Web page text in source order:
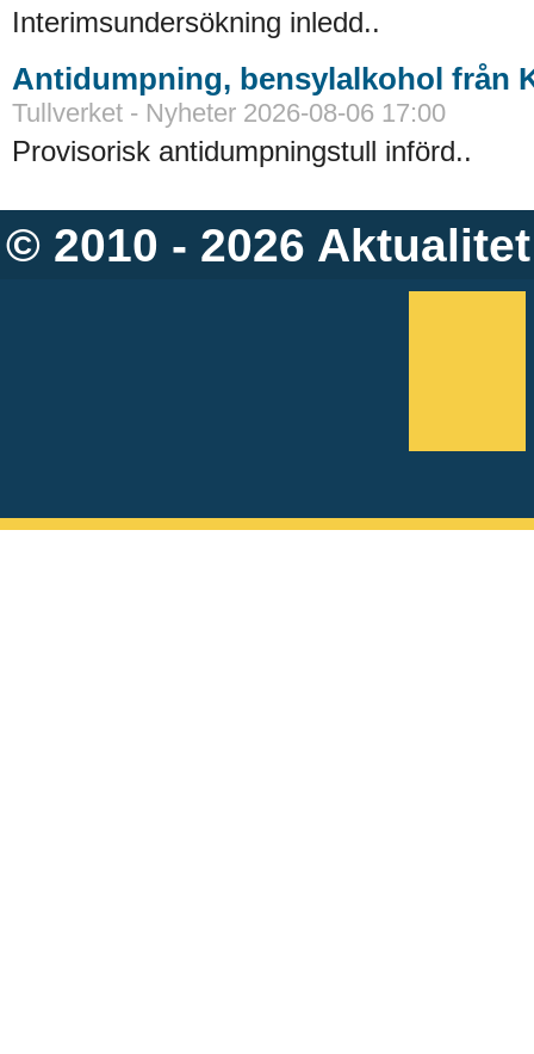
Interimsundersökning inledd..
Antidumpning, bensylalkohol från
Tullverket - Nyheter 2026-08-06 17:00
Provisorisk antidumpningstull införd..
© 2010 - 2026 Aktualitet